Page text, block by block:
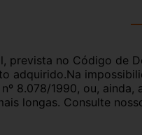
prevista no Código de
adquirido.Na
8.078/1990, ou,
longas. Consulte